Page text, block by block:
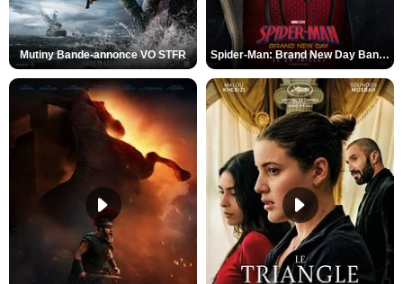
Mutiny Bande-annonce VO STFR Spider-Man: Brand New Day Bande-annonce VO STFR